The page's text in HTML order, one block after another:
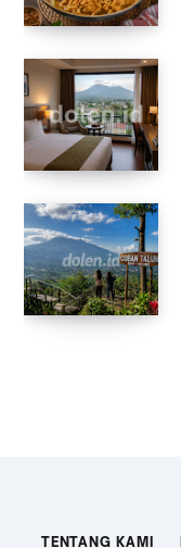
AKOMODASI
TENTANG KAMI